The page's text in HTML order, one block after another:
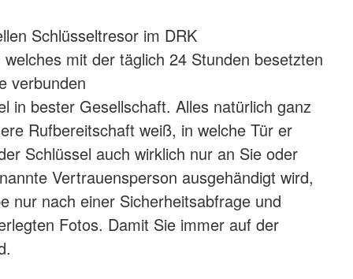
Schlüsseltresor im DRK
mit der täglich 24 Stunden besetzten
verbunden
in bester Gesellschaft. Alles natürlich ganz
Rufbereitschaft weiß, in welche Tür er
Schlüssel auch wirklich nur an Sie oder
Vertrauensperson ausgehändigt wird,
nur nach einer Sicherheitsabfrage und
Fotos. Damit Sie immer auf der